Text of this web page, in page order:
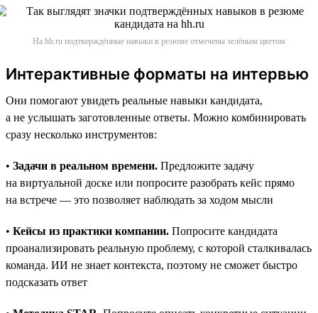
На hh.ru подтверждённые навыки в резюме отмечены зелёным цветом
Интерактивные форматы на интервью
Они помогают увидеть реальные навыки кандидата,
а не услышать заготовленные ответы. Можно комбинировать
сразу несколько инструментов:
• Задачи в реальном времени. Предложите задачу
на виртуальной доске или попросите разобрать кейс прямо
на встрече — это позволяет наблюдать за ходом мысли
• Кейсы из практики компании. Попросите кандидата
проанализировать реальную проблему, с которой сталкивалась
команда. ИИ не знает контекста, поэтому не сможет быстро
подсказать ответ